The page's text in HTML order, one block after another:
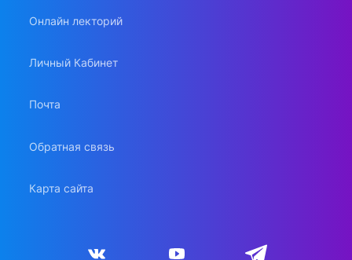
Онлайн лекторий
Личный Кабинет
Почта
Обратная связь
Карта сайта